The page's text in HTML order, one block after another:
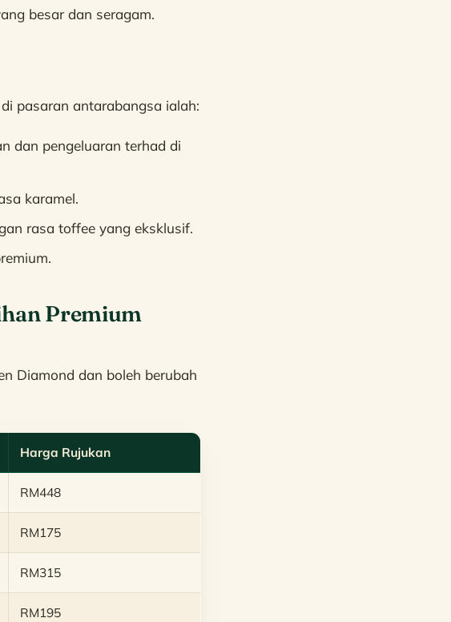
besar dan seragam.
pasaran antarabangsa ialah:
dan pengeluaran terhad di
karamel.
rasa toffee yang eksklusif.
Premium
Diamond dan boleh berubah
Harga Rujukan
RM448
RM175
RM315
RM195